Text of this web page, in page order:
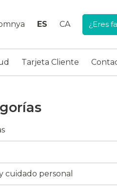
¿Eres
ES CA
Tarjeta Cliente
cuidado personal